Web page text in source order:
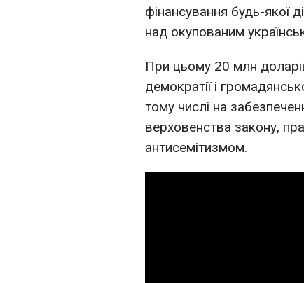
фінансування будь-якої
над окупованим
При цьому 20 млн
демократії і
тому числі на
верховенства закону,
антисемітизмом.